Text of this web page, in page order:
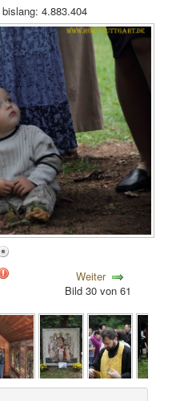
4.883.404
Weiter
Bild 30 von 61